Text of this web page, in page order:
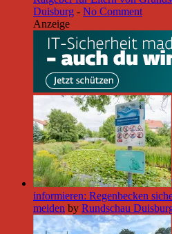
Duisburg - No Comment
Anzeige
informieren: Regenbecken
meiden by Rundschau